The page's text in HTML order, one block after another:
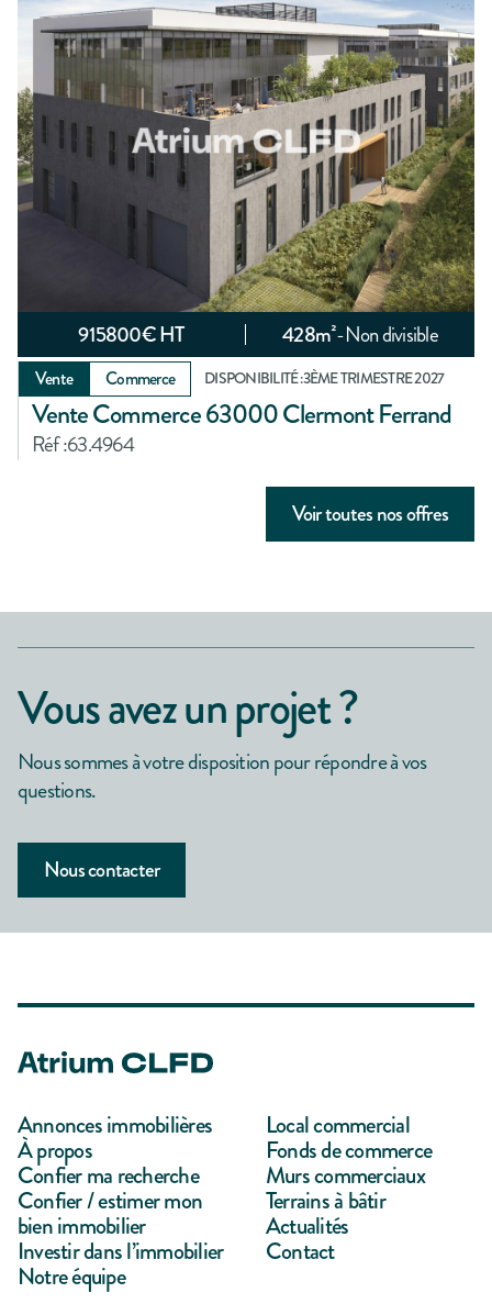
Voir toutes nos offres
915800€ HT 428m²-Non divisible
Vente Commerce DISPONIBILITÉ :3ÈME TRIMESTRE 2027
Vente Commerce 63000 Clermont Ferrand
Réf :63.4964
Vous avez un projet ?
Nous sommes à votre disposition pour répondre à vos
questions.
Nous contacter
Annonces immobilières
À propos
Confier ma recherche
Confier / estimer mon
bien immobilier
Investir dans l’immobilier
Notre équipe
Local commercial
Fonds de commerce
Murs commerciaux
Terrains à bâtir
Actualités
Contact